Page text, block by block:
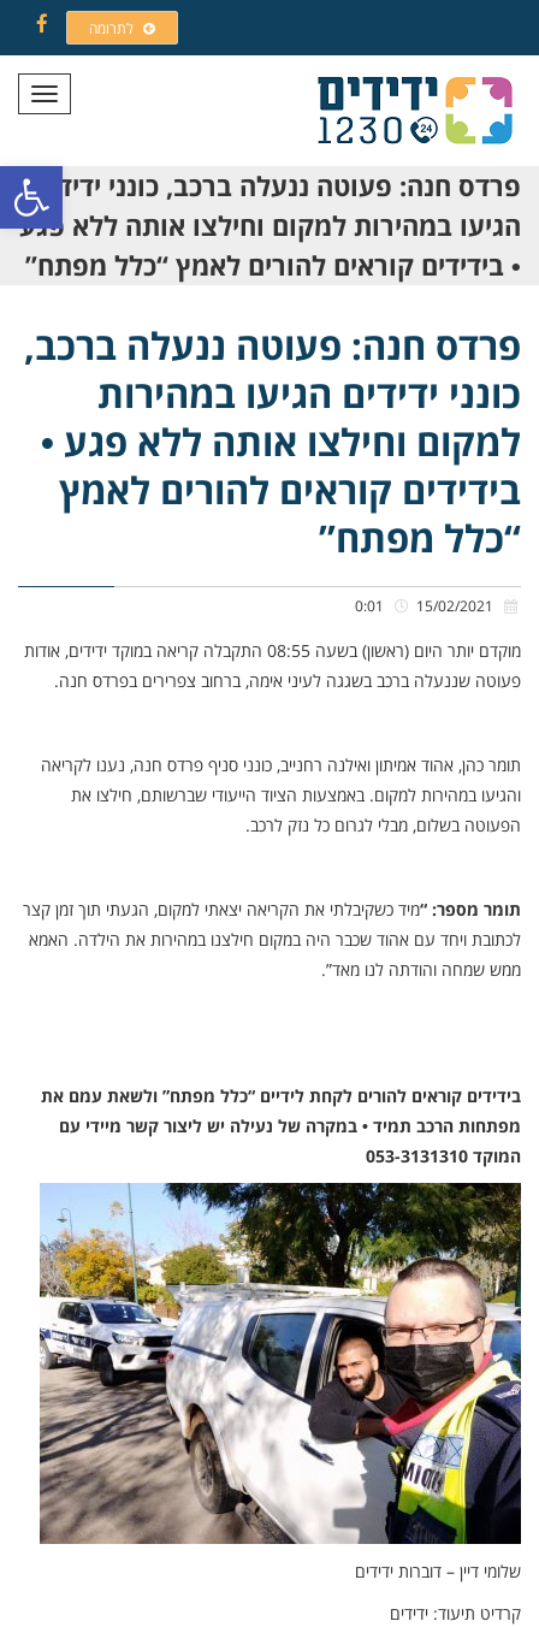
פתח
לתרומה
תפריט
פרדס חנה: פעוטה ננעלה ברכב, כונני ידידים
הגיעו במהירות למקום וחילצו אותה ללא פגע
• בידידים קוראים להורים לאמץ “כלל מפתח”
פרדס חנה: פעוטה ננעלה ברכב,
כונני ידידים הגיעו במהירות
למקום וחילצו אותה ללא פגע •
בידידים קוראים להורים לאמץ
“כלל מפתח”
מוקדם יותר היום (ראשון) בשעה 08:55 התקבלה קריאה במוקד ידידים, אודות
פעוטה שננעלה ברכב בשגגה לעיני אימה, ברחוב צפרירים בפרדס חנה.
תומר כהן, אהוד אמיתון ואילנה רחנייב, כונני סניף פרדס חנה, נענו לקריאה
והגיעו במהירות למקום. באמצעות הציוד הייעודי שברשותם, חילצו את
הפעוטה בשלום, מבלי לגרום כל נזק לרכב.
תומר מספר: “מיד כשקיבלתי את הקריאה יצאתי למקום, הגעתי תוך זמן קצר
לכתובת ויחד עם אהוד שכבר היה במקום חילצנו במהירות את הילדה. האמא
ממש שמחה והודתה לנו מאד”.
בידידים קוראים להורים לקחת לידיים “כלל מפתח” ולשאת עמם את
מפתחות הרכב תמיד • במקרה של נעילה יש ליצור קשר מיידי עם
המוקד 053-3131310
שלומי דיין – דוברות ידידים
קרדיט תיעוד: ידידים